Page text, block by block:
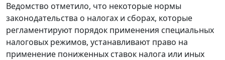
Ведомство отметило, что некоторые нормы
законодательства о налогах и сборах, которые
регламентируют порядок применения специальных
налоговых режимов, устанавливают право на
применение пониженных ставок налога или иных